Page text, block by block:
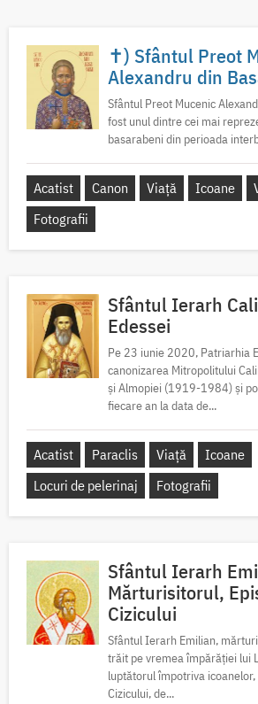
✝) Sfântul Preot
Alexandru din
Sfântul Preot Mucenic
fost unul dintre cei mai
basarabeni din perioada
Acatist Canon Viață Icoane
Fotografii
Sfântul Ierarh
Edessei
Pe 23 iunie 2020, Patriarhia
canonizarea Mitropolitului
și Almopiei (1919-1984) și
fiecare an la data de...
Acatist Paraclis Viață
Icoane
Locuri de pelerinaj
Fotografii
Sfântul Ierarh
Mărturisitorul,
Cizicului
Sfântul Ierarh Emilian,
trăit pe vremea împărăției lui
luptătorul împotriva
Cizicului, de...